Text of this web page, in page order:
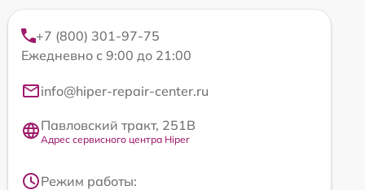
+7 (800) 301-97-75
Ежедневно с 9:00 до 21:00
info@hiper-repair-center.ru
Павловский тракт, 251В
Адрес сервисного центра Hiper
Режим работы: